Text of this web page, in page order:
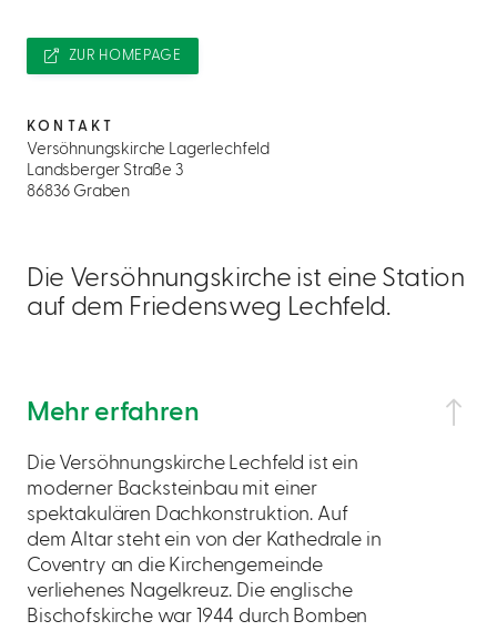
Die Versöhnungskirche ist eine Station
auf dem Friedensweg Lechfeld.
Mehr erfahren
Die Versöhnungskirche Lechfeld ist ein
moderner Backsteinbau mit einer
spektakulären Dachkonstruktion. Auf
dem Altar steht ein von der Kathedrale in
Coventry an die Kirchengemeinde
verliehenes Nagelkreuz. Die englische
Bischofskirche war 1944 durch Bomben
ZUR HOMEPAGE
KONTAKT
Versöhnungskirche Lagerlechfeld
Landsberger Straße 3
86836 Graben